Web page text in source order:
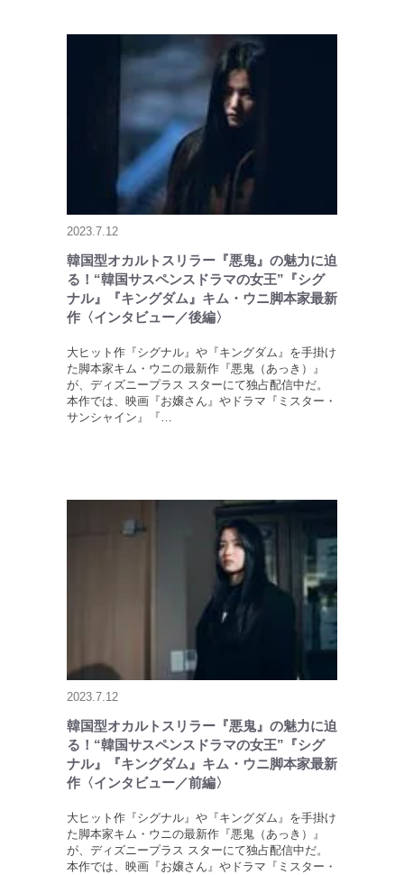
2023.7.12
韓国型オカルトスリラー『悪鬼』の魅力に迫
る！“韓国サスペンスドラマの女王”『シグ
ナル』『キングダム』キム・ウニ脚本家最新
作〈インタビュー／後編〉
大ヒット作『シグナル』や『キングダム』を手掛け
た脚本家キム・ウニの最新作『悪鬼（あっき）』
が、ディズニープラス スターにて独占配信中だ。
本作では、映画『お嬢さん』やドラマ『ミスター・
サンシャイン』『…
2023.7.12
韓国型オカルトスリラー『悪鬼』の魅力に迫
る！“韓国サスペンスドラマの女王”『シグ
ナル』『キングダム』キム・ウニ脚本家最新
作〈インタビュー／前編〉
大ヒット作『シグナル』や『キングダム』を手掛け
た脚本家キム・ウニの最新作『悪鬼（あっき）』
が、ディズニープラス スターにて独占配信中だ。
本作では、映画『お嬢さん』やドラマ『ミスター・